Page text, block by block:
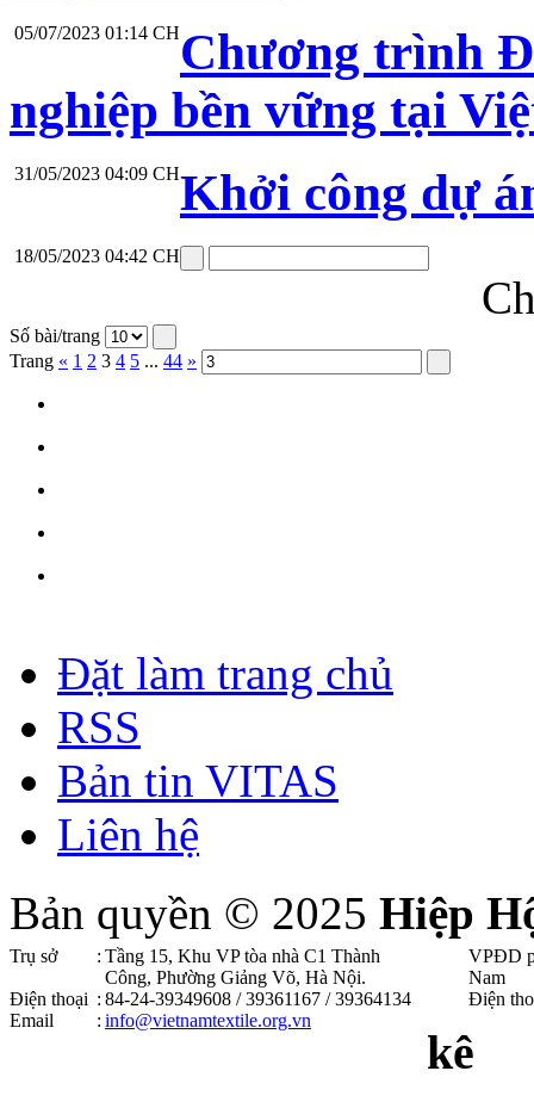
05/07/2023 01:14 CHChương trình
nghiệp bền vững tại
31/05/2023 04:09 CHKhởi công dự
18/05/2023 04:42 CH
Số bài/trang
Trang « 1 2 3 4 5 ... 44 »
Đặt làm trang chủ
RSS
Bản tin VITAS
Liên hệ
Bản quyền © 2025 Hiệp
Trụ sở : Tầng 15, Khu VP tòa nhà C1 Thành
Công, Phường Giảng Võ, Hà Nội .
Điện thoại : 84-24-39349608 / 39361167 / 39364134
Email
: info@vietnamtextile.org.vn
VPĐD
Nam
Điện
kê